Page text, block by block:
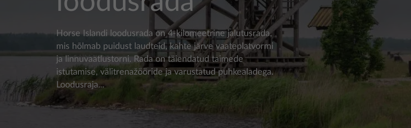
Horse Islandi loodusrada on 4-kilomeetrine jalutusrada,
mis hõlmab puidust laudteid, kahte järve vaateplatvormi
ja linnuvaatlustorni. Rada on täiendatud taimede
istutamise, välitrenažööride ja varustatud puhkealadega.
Loodusraja...